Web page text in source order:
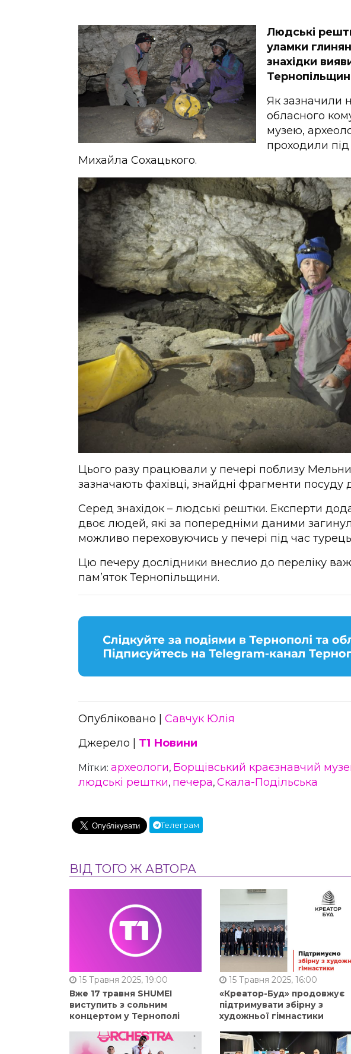
Людські
уламки
знахідки
Як зазначили
обласного
музею,
проходили
Михайла Сохацького.
Цього разу працювали у печері поблизу
зазначають фахівці, знайдні фрагменти посуду
Серед знахідок – людські рештки. Експерти
двоє людей, які за попередніми даними
можливо переховуючись у печері під час
Цю печеру дослідники внеслио до переліку
пам’яток Тернопільщини.
Опубліковано | Савчук Юлія
Джерело | Т1 Новини
Мітки: археологи, Борщівський краєзнавчий
людські рештки, печера, Скала-Подільська
Телеграм
ВІД ТОГО Ж АВТОРА
15 Травня 2025, 19:00
Вже 17 травня SHUMEI
виступить з сольним
концертом у Тернополі
15 Травня 2025, 16:00
«Креатор-Буд» продовжує
підтримувати збірну з
художньої гімнастики